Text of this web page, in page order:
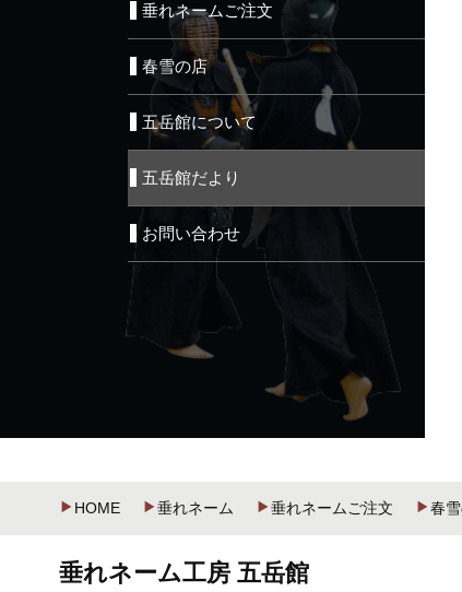
垂れネームご注文
春雪の店
五岳館について
五岳館だより
お問い合わせ
HOME 垂れネーム 垂れネームご注文 春
垂れネーム工房 五岳館